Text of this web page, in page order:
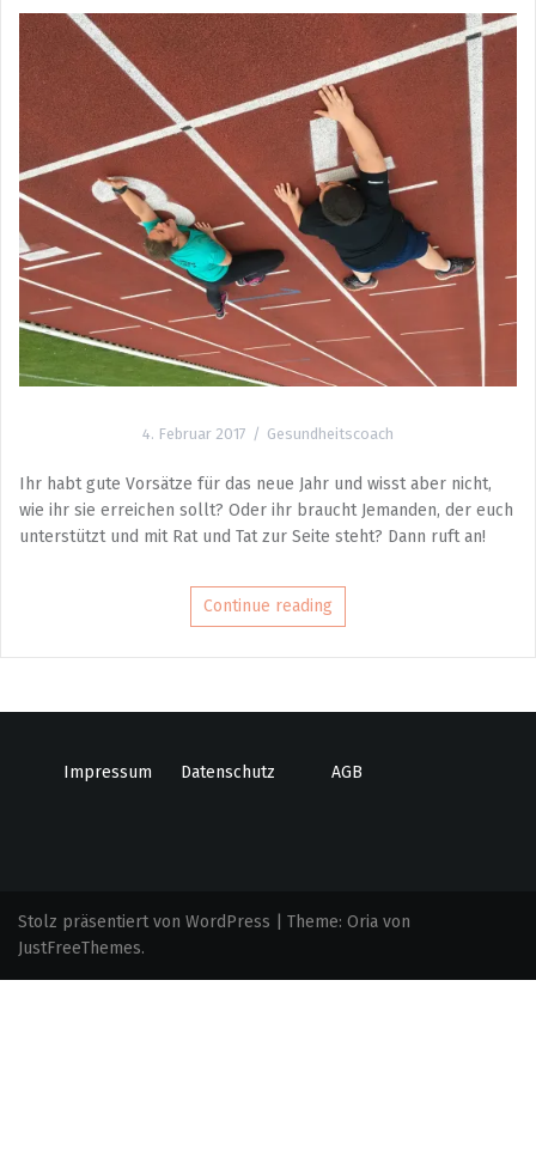
4. Februar 2017 Gesundheitscoach
Ihr habt gute Vorsätze für das neue Jahr und wisst aber nicht,
wie ihr sie erreichen sollt? Oder ihr braucht Jemanden, der euch
unterstützt und mit Rat und Tat zur Seite steht? Dann ruft an!
Continue reading
Impressum Datenschutz AGB
Stolz präsentiert von WordPress Theme: Oria von
JustFreeThemes.